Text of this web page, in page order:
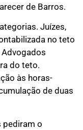
de Barros.
Juízes,
no teto
do teto.
às horas-
de duas
pediram o